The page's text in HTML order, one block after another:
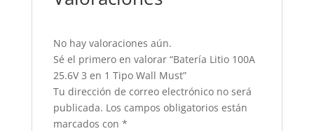
No hay valoraciones aún.
Sé el primero en valorar “Batería Litio 100A
25.6V 3 en 1 Tipo Wall Must”
Tu dirección de correo electrónico no será
publicada. Los campos obligatorios están
marcados con *